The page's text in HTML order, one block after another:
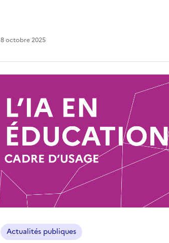
8 octobre 2025
Actualités publiques